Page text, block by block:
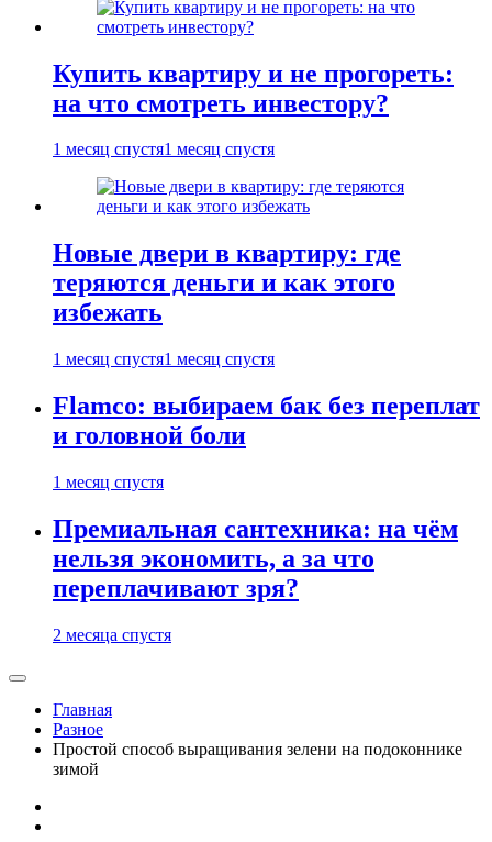
Купить квартиру и не прогореть:
на что смотреть инвестору?
1 месяц спустя1 месяц спустя
Новые двери в квартиру: где
теряются деньги и как этого
избежать
1 месяц спустя1 месяц спустя
Flamco: выбираем бак без переплат
и головной боли
1 месяц спустя
Премиальная сантехника: на чём
нельзя экономить, а за что
переплачивают зря?
2 месяца спустя
Главная
Разное
Простой способ выращивания зелени на подоконнике
зимой